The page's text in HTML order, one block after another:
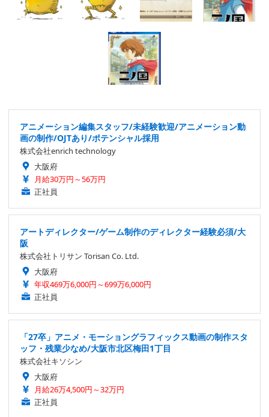
アニメーション編集スタッフ/未経験歓迎/アニメーション動
画の制作/OJTあり/ポテンシャル採用
株式会社enrich technology
大阪府
月給30万円～56万円
正社員
アートディレクター/ゲーム制作のディレクター経験必須/大
阪
株式会社トリサン Torisan Co. Ltd.
大阪府
年収469万6,000円～699万6,000円
正社員
「27卒」アニメ・モーショングラフィックス動画の制作スタ
ッフ・残業少なめ/大阪市北区梅田1丁目
株式会社キソシン
大阪府
月給26万4,500円～32万円
正社員